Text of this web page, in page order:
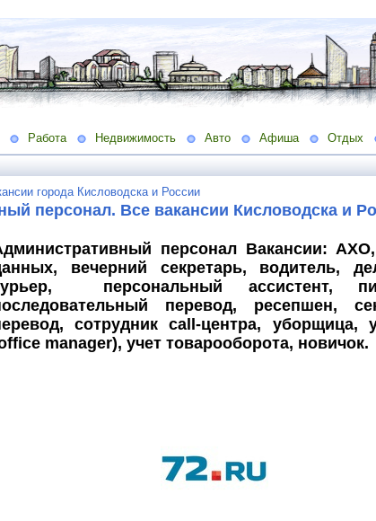
Работа Недвижимость Авто Афиша Отдых
города Кисловодска и России
персонал. Все вакансии Кисловодска и
персонал Вакансии:
вечерний секретарь, водитель,
персональный ассистент,
перевод, ресепшен,
сотрудник call-центра,
manager), учет товарооборота, новичок.